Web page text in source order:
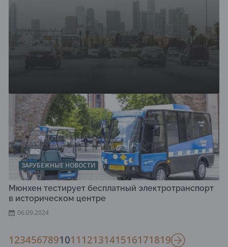
ЗАРУБЕЖНЫЕ НОВОСТИ
Мюнхен тестирует бесплатный электротранспорт
в историческом центре
06.09.2024
12345678910111213141516171819